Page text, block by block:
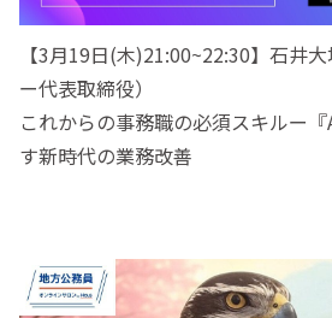
【3月19日(木)21:00~22:30】石井
ー代表取締役）
これからの事務職の必須スキルー
す新時代の業務改善